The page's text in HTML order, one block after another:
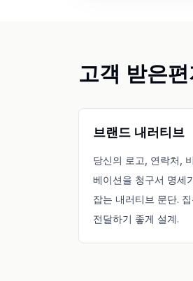
고객 받은
브랜드 내러티브
당신의 로고, 연락처,
베이션을 청구서 명세
잡는 내러티브 문단.
전달하기 좋게 설계.